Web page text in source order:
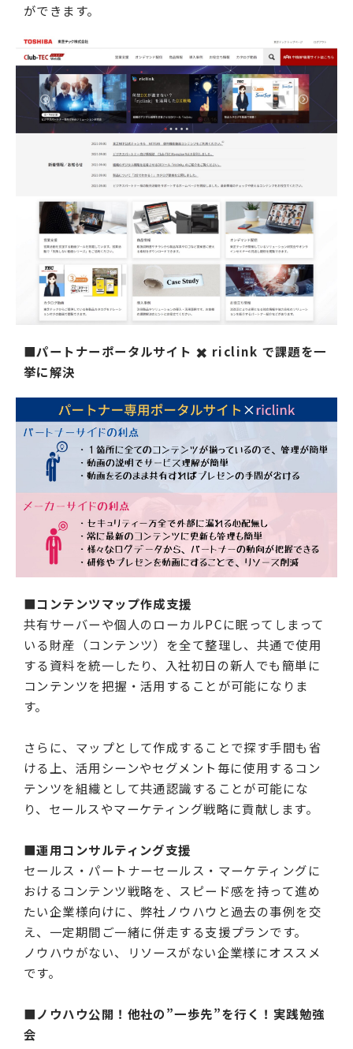
ができます。
■パートナーポータルサイト ✖️ riclink で課題を一
挙に解決
■コンテンツマップ作成支援
共有サーバーや個人のローカルPCに眠ってしまって
いる財産（コンテンツ）を全て整理し、共通で使用
する資料を統一したり、入社初日の新人でも簡単に
コンテンツを把握・活用することが可能になりま
す。
さらに、マップとして作成することで探す手間も省
ける上、活用シーンやセグメント毎に使用するコン
テンツを組織として共通認識することが可能にな
り、セールスやマーケティング戦略に貢献します。
■運用コンサルティング支援
セールス・パートナーセールス・マーケティングに
おけるコンテンツ戦略を、スピード感を持って進め
たい企業様向けに、弊社ノウハウと過去の事例を交
え、一定期間ご一緒に併走する支援プランです。
ノウハウがない、リソースがない企業様にオススメ
です。
■ノウハウ公開！他社の”一歩先”を行く！実践勉強
会